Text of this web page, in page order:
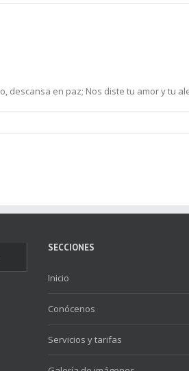
descansa en paz; Nos diste tu amor y tu
SECCIONES
Inicio
Conócenos
Servicios y tarifas